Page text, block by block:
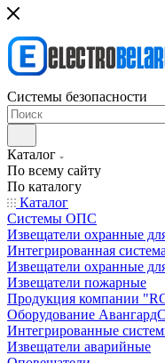
Системы безопасности
Каталог
По всему сайту
По каталогу
Каталог
Системы ОПС
Извещатели охранные
Интегрированная
Извещатели охранные
Извещатели пожарные
Продукция компании
Оборудование
Интегрированные
Извещатели аварийные